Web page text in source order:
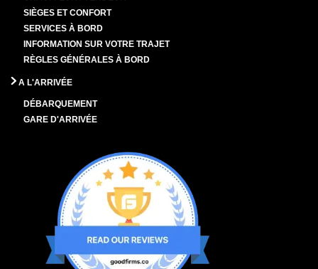
SIÈGES ET CONFORT
SERVICES À BORD
INFORMATION SUR VOTRE TRAJET
RÈGLES GÉNÉRALES À BORD
A L'ARRIVÉE
DÉBARQUEMENT
GARE D'ARRIVÉE